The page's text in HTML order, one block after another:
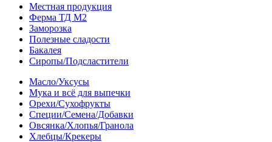
Местная продукция
Ферма ТД М2
Заморозка
Полезные сладости
Бакалея
Сиропы/Подсластители
Масло/Уксусы
Мука и всё для выпечки
Орехи/Сухофрукты
Специи/Семена/Добавки
Овсянка/Хлопья/Гранола
Хлебцы/Крекеры